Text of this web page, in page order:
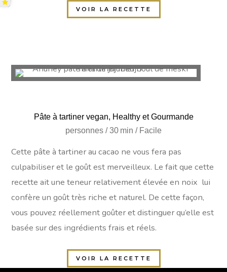
VOIR LA RECETTE
Pâte à tartiner vegan, Healthy et Gourmande
personnes / 30 min / Facile
Cette pâte à tartiner au cacao ne vous fera pas
culpabiliser et le goût est merveilleux. Le fait que cette
recette ait une teneur relativement élevée en noix lui
confère un goût très riche et naturel. De cette façon,
vous pouvez réellement goûter et distinguer qu’elle est
basée sur des ingrédients frais et réels.
VOIR LA RECETTE